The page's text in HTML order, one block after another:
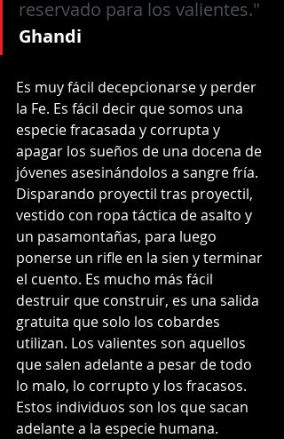
reservado para los valientes."
Ghandi
Es muy fácil decepcionarse y perder
la Fe. Es fácil decir que somos una
especie fracasada y corrupta y
apagar los sueños de una docena de
jóvenes asesinándolos a sangre fría.
Disparando proyectil tras proyectil,
vestido con ropa táctica de asalto y
un pasamontañas, para luego
ponerse un rifle en la sien y terminar
el cuento. Es mucho más fácil
destruir que construir, es una salida
gratuita que solo los cobardes
utilizan. Los valientes son aquellos
que salen adelante a pesar de todo
lo malo, lo corrupto y los fracasos.
Estos individuos son los que sacan
adelante a la especie humana.